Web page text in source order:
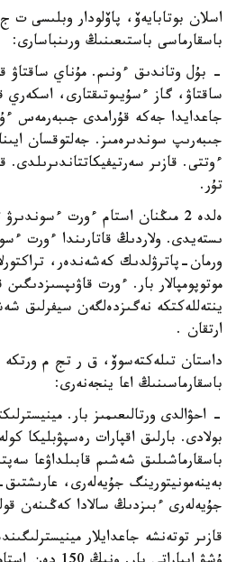
اسلان بوتابايەۆ، پاۆلودار وبلىسى
باسقارماسى باستىعىنىڭ ورىنباسارى:
- بۇل وتاندىق ءونىم. مۇناي ساقتاۋ
ساقتاۋ، گاز ءسۇيىوتىقتارى،
جاعدايدا جەكە قۇرامدى جىبەرمەس
جىبەرىپ سوندىرەمىز. جەلتوقسان
ءوتتى. قازىر سەرتيفيكاتتاندىرىلدى.
تۇر.
ەلدە 2 مىڭنان استام ءورت
ىستەيدى. ولاردىڭ قاتارىندا ءورت
ورمان-پاترۋلدىك كەشەندەر،
موتوپومپالار بار. ءورت
ينتەللەكتكە نەگىزدەلگەن سيفرلىق
ارتقان .
داستان تىلەكتەسوۆ، ق ر تج م ورتكە
باسقارماسىنىڭ اعا ينجەنەرى:
- احۋالدى ورتالىعىمىز بار.
بولادى. بارلىق اقپارات رەسپۋبليكا
باسقارماشىلىق شەشىم قابىلداۋعا
بەينەمونيتورينگ جۇيەلەرى،
جۇيەلەرى ءبىزدىڭ سالادا كەڭىنەن